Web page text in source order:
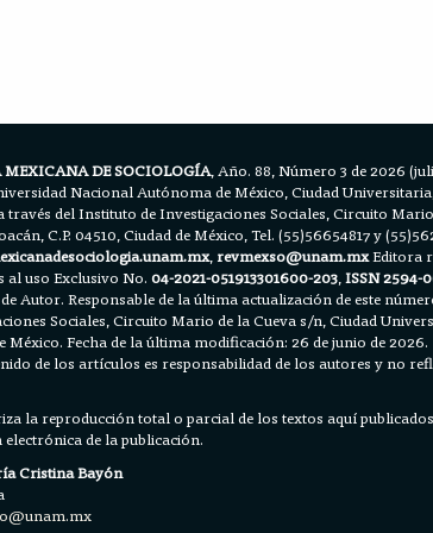
MEXICANA DE SOCIOLOGÍA, Año. 88, Número 3 de 2026
Nacional Autónoma de México, Ciudad
través del Instituto de Investigaciones Sociales, Circuito
C.P. 04510, Ciudad de México, Tel. (55)56654817 y
,revmexso@unam.mxEditora
al uso Exclusivo No.04-2021-051913301600-203,ISSN 2594-
Autor. Responsable de la última actualización de este
Sociales, Circuito Mario de la Cueva s/n, Ciudad
México. Fecha de la última modificación: 26 de junio de 2026.
de los artículos es responsabilidad de los autores y no
la reproducción total o parcial de los textos aquí
de la publicación.
Cristina Bayón